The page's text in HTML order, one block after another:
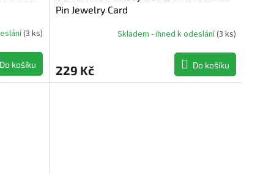
(3 ks)
košíku
Pin Jewelry Card
Skladem - ihned k odeslání(3 ks)
229 Kč Do košíku